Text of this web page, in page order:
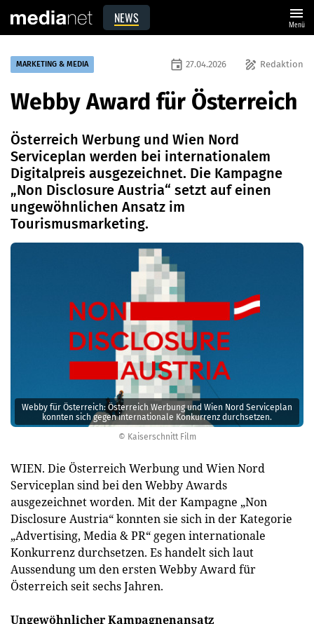
NEWS menu
Menü
© Kaiserschnitt Film
Webby für Österreich: Österreich Werbung und Wien Nord Serviceplan
konnten sich gegen internationale Konkurrenz durchsetzen.
MARKETING & MEDIA draw Redaktion
event 27.04.2026
Webby Award für Österreich
Österreich Werbung und Wien Nord
Serviceplan werden bei internationalem
Digitalpreis ausgezeichnet. Die Kampagne
„Non Disclosure Austria“ setzt auf einen
ungewöhnlichen Ansatz im
Tourismusmarketing.
WIEN. Die Österreich Werbung und Wien Nord
Serviceplan sind bei den Webby Awards
ausgezeichnet worden. Mit der Kampagne „Non
Disclosure Austria“ konnten sie sich in der Kategorie
„Advertising, Media & PR“ gegen internationale
Konkurrenz durchsetzen. Es handelt sich laut
Aussendung um den ersten Webby Award für
Österreich seit sechs Jahren.
Ungewöhnlicher Kampagnenansatz